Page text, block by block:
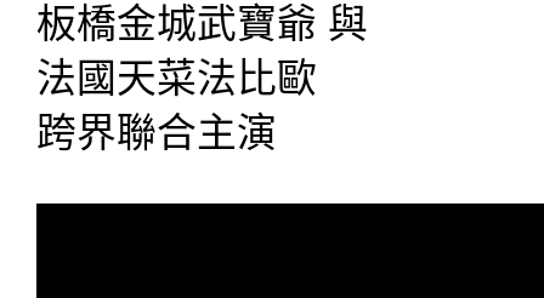
板橋金城武寶爺 與
法國天菜法比歐
跨界聯合主演